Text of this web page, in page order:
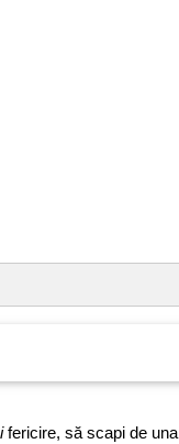
fericire, să scapi de una